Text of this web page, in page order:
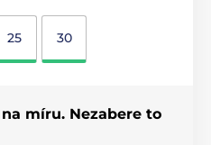
25 30
míru. Nezabere to